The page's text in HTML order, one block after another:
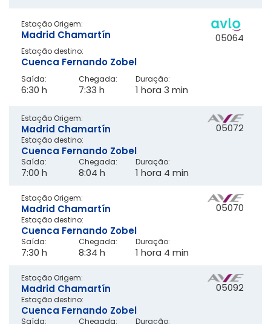
05064
Saída:
6:30 h
Chegada:
7:33 h
Duração:
1 hora 3 min
Estação Origem:
Madrid Chamartín
Estação destino:
Cuenca Fernando Zobel
05072
Saída:
7:00 h
Chegada:
8:04 h
Duração:
1 hora 4 min
Estação Origem:
Madrid Chamartín
Estação destino:
Cuenca Fernando Zobel
05070
Saída:
7:30 h
Chegada:
8:34 h
Duração:
1 hora 4 min
Estação Origem:
Madrid Chamartín
Estação destino:
Cuenca Fernando Zobel
05092
Saída: Chegada: Duração:
Estação Origem:
Madrid Chamartín
Estação destino:
Cuenca Fernando Zobel